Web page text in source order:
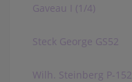
Gaveau I (1/4)
Steck George GS52
Wilh. Steinberg P-152